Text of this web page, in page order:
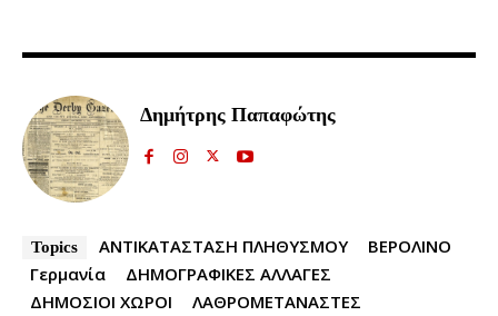
Δημήτρης Παπαφώτης
Topics ΑΝΤΙΚΑΤΑΣΤΑΣΗ ΠΛΗΘΥΣΜΟΥ
ΒΕΡΟΛΙΝΟ
Γερμανία
ΔΗΜΟΓΡΑΦΙΚΕΣ ΑΛΛΑΓΕΣ
ΔΗΜΟΣΙΟΙ ΧΩΡΟΙ
ΛΑΘΡΟΜΕΤΑΝΑΣΤΕΣ